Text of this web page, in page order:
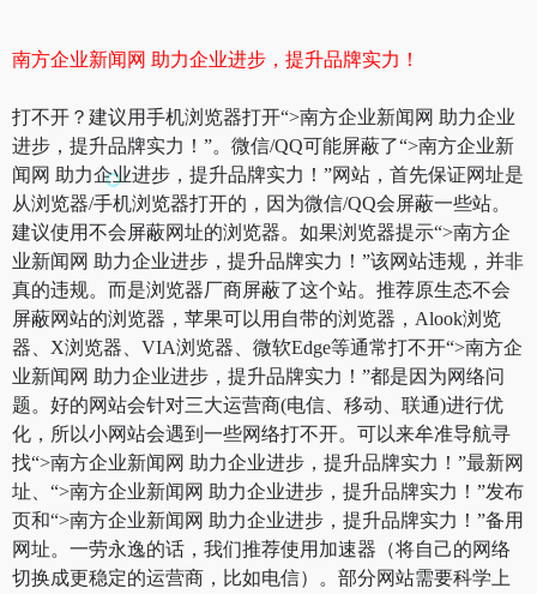
南方企业新闻网 助力企业进步，提升品牌实力！
打不开？建议用手机浏览器打开“>南方企业新闻网 助力企业
进步，提升品牌实力！”。微信/QQ可能屏蔽了“>南方企业新
闻网 助力企业进步，提升品牌实力！”网站，首先保证网址是
从浏览器/手机浏览器打开的，因为微信/QQ会屏蔽一些站。
建议使用不会屏蔽网址的浏览器。如果浏览器提示“>南方企
业新闻网 助力企业进步，提升品牌实力！”该网站违规，并非
真的违规。而是浏览器厂商屏蔽了这个站。推荐原生态不会
屏蔽网站的浏览器，苹果可以用自带的浏览器，Alook浏览
器、X浏览器、VIA浏览器、微软Edge等通常打不开“>南方企
业新闻网 助力企业进步，提升品牌实力！”都是因为网络问
题。好的网站会针对三大运营商(电信、移动、联通)进行优
化，所以小网站会遇到一些网络打不开。可以来牟准导航寻
找“>南方企业新闻网 助力企业进步，提升品牌实力！”最新网
址、“>南方企业新闻网 助力企业进步，提升品牌实力！”发布
页和“>南方企业新闻网 助力企业进步，提升品牌实力！”备用
网址。一劳永逸的话，我们推荐使用加速器（将自己的网络
切换成更稳定的运营商，比如电信）。部分网站需要科学上